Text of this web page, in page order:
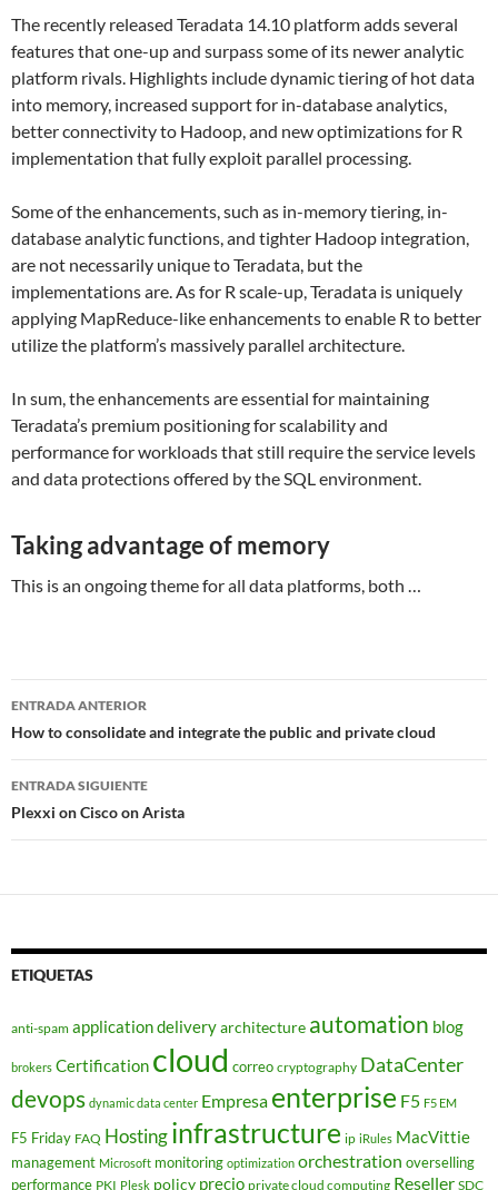
The recently released Teradata 14.10 platform adds several
features that one-up and surpass some of its newer analytic
platform rivals. Highlights include dynamic tiering of hot data
into memory, increased support for in-database analytics,
better connectivity to Hadoop, and new optimizations for R
implementation that fully exploit parallel processing.
Some of the enhancements, such as in-memory tiering, in-
database analytic functions, and tighter Hadoop integration,
are not necessarily unique to Teradata, but the
implementations are. As for R scale-up, Teradata is uniquely
applying MapReduce-like enhancements to enable R to better
utilize the platform’s massively parallel architecture.
In sum, the enhancements are essential for maintaining
Teradata’s premium positioning for scalability and
performance for workloads that still require the service levels
and data protections offered by the SQL environment.
Taking advantage of memory
This is an ongoing theme for all data platforms, both …
Navegador
de
entradas
ENTRADA ANTERIOR
How to consolidate and integrate the public and private cloud
ENTRADA SIGUIENTE
Plexxi on Cisco on Arista
ETIQUETAS
anti-spam application deliveryarchitecture automation blog
brokers Certification cloud correo cryptography DataCenter
devops dynamic data center Empresa enterprise F5 F5 EM
F5 Friday FAQ Hostinginfrastructure ip iRules MacVittie
management Microsoft monitoring optimization orchestration overselling
performance PKI Plesk policy precio private cloud computing Reseller SDC